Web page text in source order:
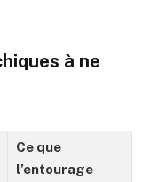
à ne
Ce que
l’entourage